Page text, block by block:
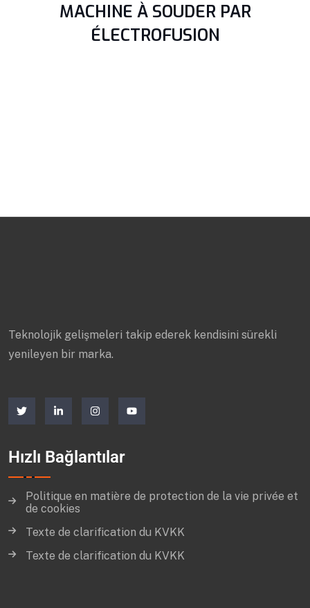
MACHINE À SOUDER PAR
ÉLECTROFUSION
Teknolojik gelişmeleri takip ederek kendisini sürekli
yenileyen bir marka.
Hızlı Bağlantılar
Politique en matière de protection de la vie privée et
de cookies
Texte de clarification du KVKK
Texte de clarification du KVKK